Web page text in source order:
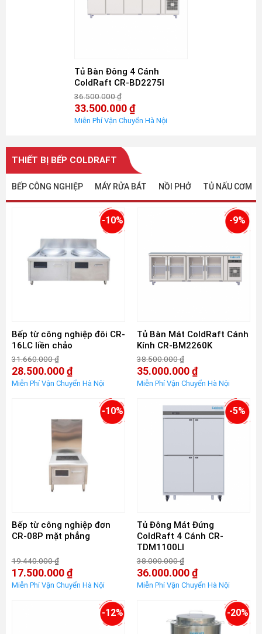
Tủ Bàn Đông 4 Cánh
ColdRaft CR-BD2275I
36.500.000₫
Giá
gốc
là:
33.500.000₫
Giá
33.500.000 ₫.
THIẾT BỊ BẾP COLDRAFT
BẾP CÔNG NGHIỆP MÁY RỬA BÁT NỒI PHỞ TỦ NẤU CƠM
-10%
Bếp từ công nghiệp đôi CR-
16LC liền chảo
31.660.000₫
Giá
gốc
là:
28.500.000₫
Giá
-9%
Tủ Bàn Mát ColdRaft Cánh
Kính CR-BM2260K
38.500.000₫
Giá
gốc
là:
35.000.000₫
Giá
35.000.000 ₫.
-10%
Bếp từ công nghiệp đơn
CR-08P mặt phẳng
19.440.000₫
Giá
gốc
là:
17.500.000₫
Giá
-5%
Tủ Đông Mát Đứng
ColdRaft 4 Cánh CR-
TDM1100LI
38.000.000₫
Giá
gốc
là:
36.000.000₫
Giá
36.000.000 ₫.
-12% -20%